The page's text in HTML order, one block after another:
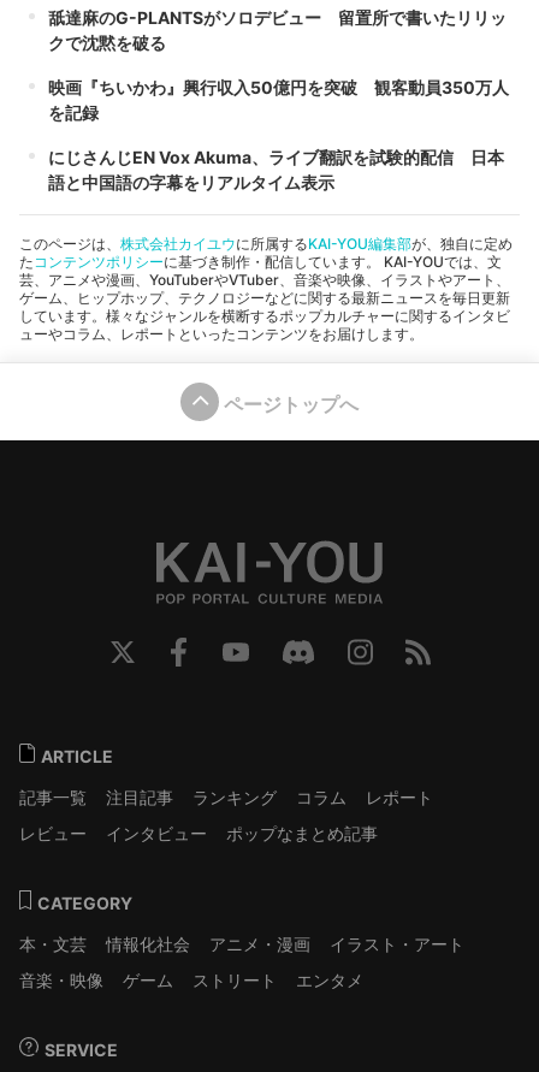
舐達麻のG-PLANTSがソロデビュー 留置所で書いたリリッ
クで沈黙を破る
映画『ちいかわ』興行収入50億円を突破 観客動員350万人
を記録
にじさんじEN Vox Akuma、ライブ翻訳を試験的配信 日本
語と中国語の字幕をリアルタイム表示
このページは、 株式会社カイユウに所属するKAI-YOU編集部が、独自に定め
た コンテンツポリシーに基づき制作・配信しています。 KAI-YOUでは、文
芸、アニメや漫画、YouTuberやVTuber、音楽や映像、イラストやアート、
ゲーム、ヒップホップ、テクノロジーなどに関する最新ニュースを毎日更新
しています。様々なジャンルを横断するポップカルチャーに関するインタビ
ューやコラム、レポートといったコンテンツをお届けします。
ページトップへ
ARTICLE
記事一覧
注目記事 ランキング コラム
レポート
レビュー
インタビュー ポップなまとめ記事
CATEGORY
本・文芸
情報化社会 アニメ・漫画
イラスト・アート
音楽・映像
ゲーム ストリート エンタメ
SERVICE